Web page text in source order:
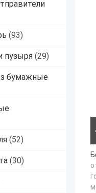
(93)
пузыря (29)
бумажные
(52)
(30)